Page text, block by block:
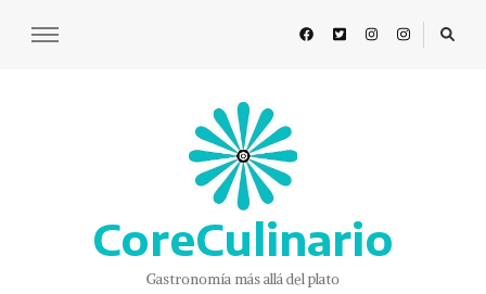
CoreCulinario
Gastronomía más allá del plato